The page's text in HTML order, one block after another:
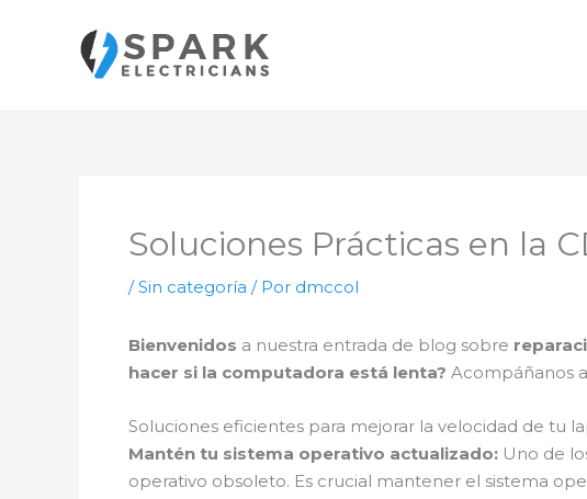
contenido
Soluciones Prácticas en la
/Sin categoría / Por dmccol
Bienvenidos a nuestra entrada de blog sobre
hacer si la computadora está lenta? Acompáñanos
Soluciones eficientes para mejorar la velocidad de tu
Mantén tu sistema operativo actualizado: Uno de
operativo obsoleto. Es crucial mantener el sistema